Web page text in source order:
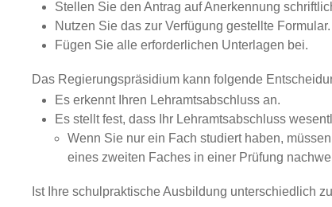
Stellen Sie den Antrag auf Anerkennung
Nutzen Sie das zur Verfügung gestellte Formular.
Fügen Sie alle erforderlichen Unterlagen bei.
Das Regierungspräsidium kann folgende
Es erkennt Ihren Lehramtsabschluss an.
Es stellt fest, dass Ihr Lehramtsabschluss
Wenn Sie nur ein Fach studiert haben,
eines zweiten Faches in einer Prüfung
Ist Ihre schulpraktische Ausbildung unterschiedlich